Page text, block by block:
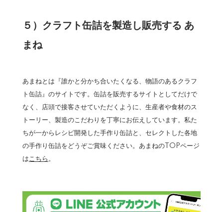
５）クラフト缶詰を製造し販売する あ
まね
あまねとは『誰かと分かち合いたくなる、物語のあるクラフ
ト缶詰』のサイトです。缶詰を販売するサイトとしてだけで
なく、店頭で接客させていただくように、生産者や食材のス
トーリー、製造のこだわりを丁寧にお伝えしています。私た
ちが一からレシピ開発した手作り缶詰と、セレクトした各地
の手作り缶詰をどうぞご賞味ください。あまねのTOPページ
はこちら 。